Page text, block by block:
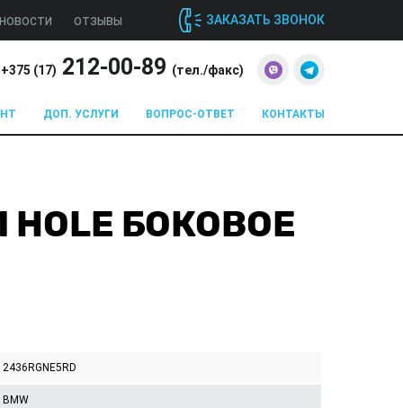
НОВОСТИ ОТЗЫВЫ ЗАКАЗАТЬ ЗВОНОК
+375 (17) 212-00-89 (тел./факс)
ДОП. УСЛУГИ ВОПРОС-ОТВЕТ КОНТАКТЫ
HOLE БОКОВОЕ
2436RGNE5RD
BMW